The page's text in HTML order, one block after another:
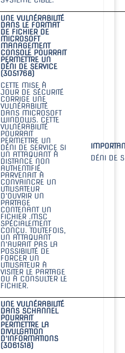
UNE VULNÉRABILITÉ
DANS LE FORMAT
DE FICHIER DE
MICROSOFT
MANAGEMENT
CONSOLE POURRAIT
PERMETTRE UN
DÉNI DE SERVICE
(3051768)
CETTE MISE À
JOUR DE SÉCURITÉ
CORRIGE UNE
VULNÉRABILITÉ
DANS MICROSOFT
WINDOWS. CETTE
VULNÉRABILITÉ
POURRAIT
PERMETTRE UN
DÉNI DE SERVICE SI
UN ATTAQUANT À
DISTANCE NON
AUTHENTIFIÉ
PARVENAIT À
CONVAINCRE UN
UTILISATEUR
D’OUVRIR UN
PARTAGE
CONTENANT UN
FICHIER .MSC
SPÉCIALEMENT
CONÇU. TOUTEFOIS,
UN ATTAQUANT
N’AURAIT PAS LA
POSSIBILITÉ DE
FORCER UN
UTILISATEUR À
VISITER LE PARTAGE
OU À CONSULTER LE
FICHIER.
DÉNI DE
UNE VULNÉRABILITÉ
DANS SCHANNEL
POURRAIT
PERMETTRE LA
DIVULGATION
D’INFORMATIONS
(3061518)